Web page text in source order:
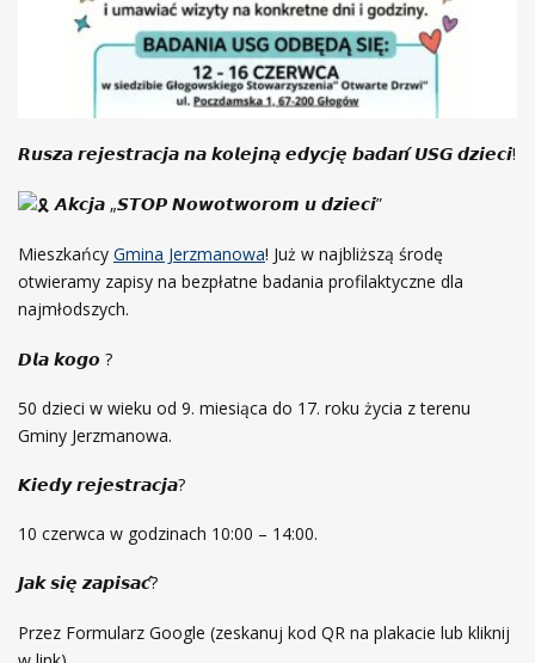
𝙍𝙪𝙨𝙯𝙖 𝙧𝙚𝙟𝙚𝙨𝙩𝙧𝙖𝙘𝙟𝙖 𝙣𝙖 𝙠𝙤𝙡𝙚𝙟𝙣𝙖̨ 𝙚𝙙𝙮𝙘𝙟𝙚̨ 𝙗𝙖𝙙𝙖𝙣́ 𝙐𝙎𝙂 𝙙𝙯𝙞𝙚𝙘𝙞!
𝘼𝙠𝙘𝙟𝙖 „𝙎𝙏𝙊𝙋 𝙉𝙤𝙬𝙤𝙩𝙬𝙤𝙧𝙤𝙢 𝙪 𝙙𝙯𝙞𝙚𝙘𝙞”
Mieszkańcy Gmina Jerzmanowa! Już w najbliższą środę
otwieramy zapisy na bezpłatne badania profilaktyczne dla
najmłodszych.
𝘿𝙡𝙖 𝙠𝙤𝙜𝙤 ?
50 dzieci w wieku od 9. miesiąca do 17. roku życia z terenu
Gminy Jerzmanowa.
𝙆𝙞𝙚𝙙𝙮 𝙧𝙚𝙟𝙚𝙨𝙩𝙧𝙖𝙘𝙟𝙖?
10 czerwca w godzinach 10:00 – 14:00.
𝙅𝙖𝙠 𝙨𝙞𝙚̨ 𝙯𝙖𝙥𝙞𝙨𝙖𝙘́?
Przez Formularz Google (zeskanuj kod QR na plakacie lub kliknij